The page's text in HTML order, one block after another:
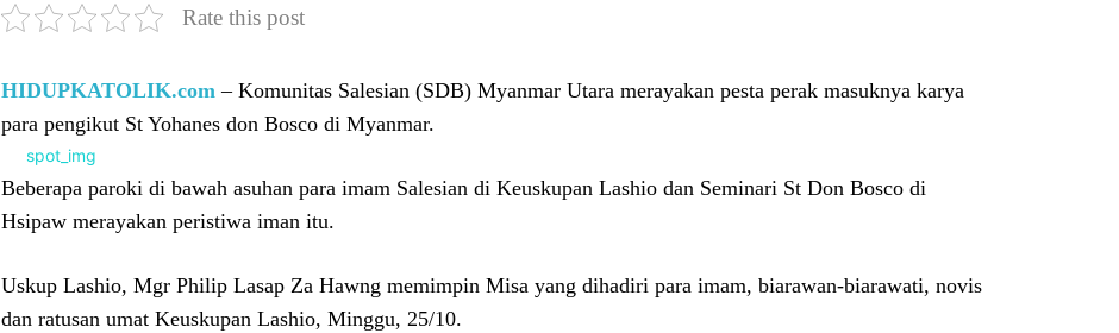
Rate this post
HIDUPKATOLIK.com – Komunitas Salesian (SDB) Myanmar Utara merayakan pesta perak masuknya karya
para pengikut St Yohanes don Bosco di Myanmar.
Beberapa paroki di bawah asuhan para imam Salesian di Keuskupan Lashio dan Seminari St Don Bosco di
Hsipaw merayakan peristiwa iman itu.
Uskup Lashio, Mgr Philip Lasap Za Hawng memimpin Misa yang dihadiri para imam, biarawan-biarawati, novis
dan ratusan umat Keuskupan Lashio, Minggu, 25/10.